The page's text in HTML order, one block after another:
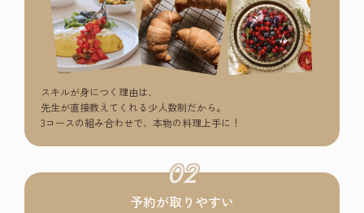
スキルが身につく理由は、
先生が直接教えてくれる少人数制だから。
3コースの組み合わせで、本物の料理上手に！
02
予約が取りやすい